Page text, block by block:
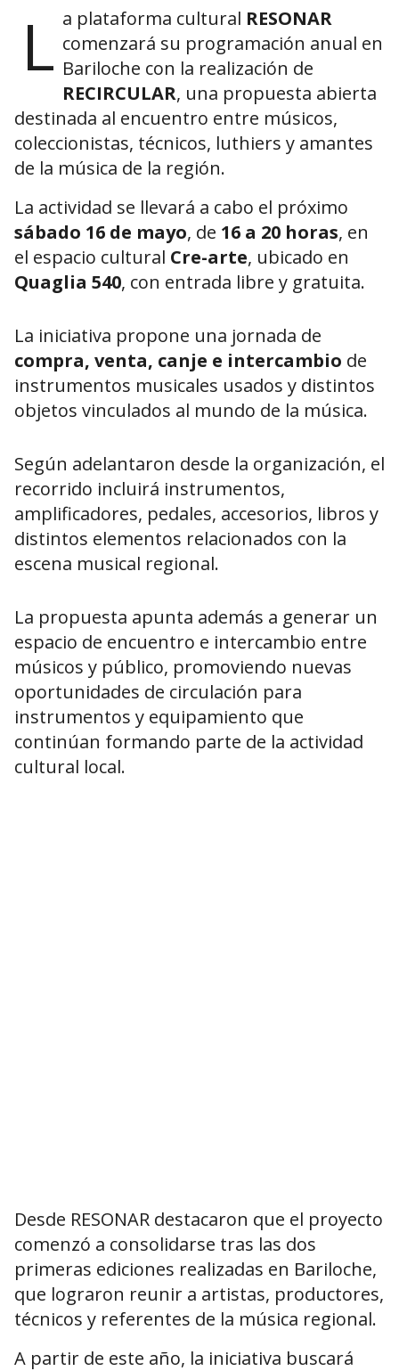
L a plataforma cultural RESONAR
comenzará su programación anual en
Bariloche con la realización de
RECIRCULAR, una propuesta abierta
destinada al encuentro entre músicos,
coleccionistas, técnicos, luthiers y amantes
de la música de la región.
La actividad se llevará a cabo el próximo
sábado 16 de mayo, de 16 a 20 horas, en
el espacio cultural Cre-arte, ubicado en
Quaglia 540, con entrada libre y gratuita.
La iniciativa propone una jornada de
compra, venta, canje e intercambio de
instrumentos musicales usados y distintos
objetos vinculados al mundo de la música.
Según adelantaron desde la organización, el
recorrido incluirá instrumentos,
amplificadores, pedales, accesorios, libros y
distintos elementos relacionados con la
escena musical regional.
La propuesta apunta además a generar un
espacio de encuentro e intercambio entre
músicos y público, promoviendo nuevas
oportunidades de circulación para
instrumentos y equipamiento que
continúan formando parte de la actividad
cultural local.
Desde RESONAR destacaron que el proyecto
comenzó a consolidarse tras las dos
primeras ediciones realizadas en Bariloche,
que lograron reunir a artistas, productores,
técnicos y referentes de la música regional.
A partir de este año, la iniciativa buscará